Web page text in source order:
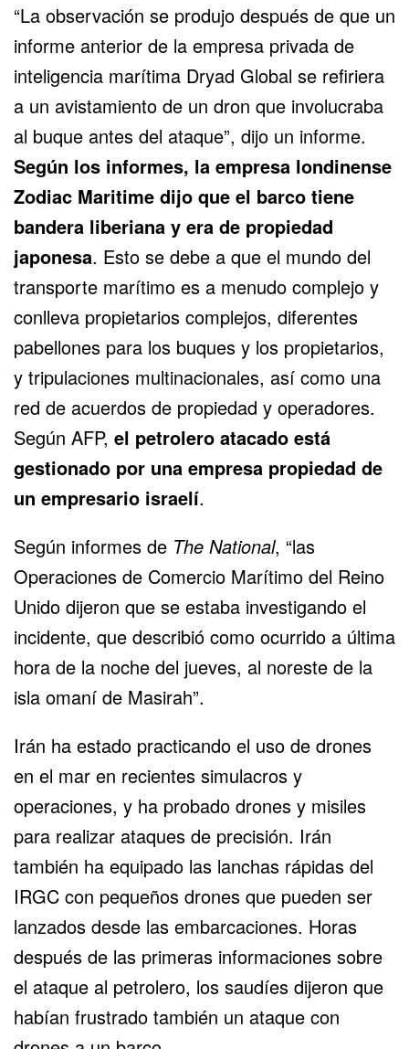
“La observación se produjo después de que un
informe anterior de la empresa privada de
inteligencia marítima Dryad Global se refiriera
a un avistamiento de un dron que involucraba
al buque antes del ataque”, dijo un informe.
Según los informes, la empresa londinense
Zodiac Maritime dijo que el barco tiene
bandera liberiana y era de propiedad
japonesa. Esto se debe a que el mundo del
transporte marítimo es a menudo complejo y
conlleva propietarios complejos, diferentes
pabellones para los buques y los propietarios,
y tripulaciones multinacionales, así como una
red de acuerdos de propiedad y operadores.
Según AFP, el petrolero atacado está
gestionado por una empresa propiedad de
un empresario israelí.
Según informes de The National, “las
Operaciones de Comercio Marítimo del Reino
Unido dijeron que se estaba investigando el
incidente, que describió como ocurrido a última
hora de la noche del jueves, al noreste de la
isla omaní de Masirah”.
Irán ha estado practicando el uso de drones
en el mar en recientes simulacros y
operaciones, y ha probado drones y misiles
para realizar ataques de precisión. Irán
también ha equipado las lanchas rápidas del
IRGC con pequeños drones que pueden ser
lanzados desde las embarcaciones. Horas
después de las primeras informaciones sobre
el ataque al petrolero, los saudíes dijeron que
habían frustrado también un ataque con